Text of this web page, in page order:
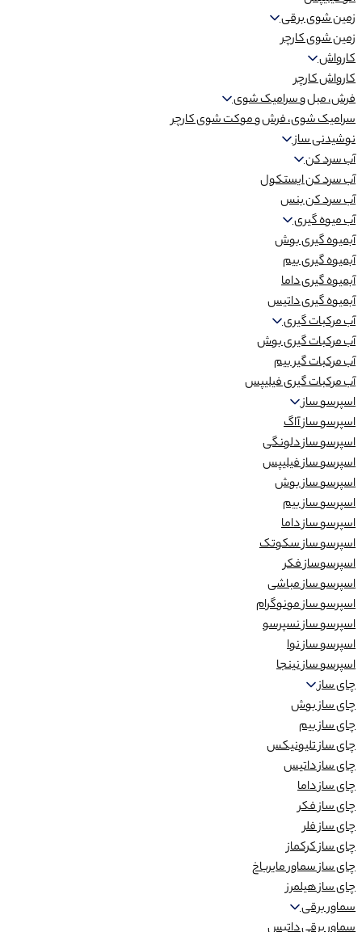
زمین شوی برقی
زمین شوی کارچر
کارواش
کارواش کارچر
فرش، مبل و سرامیک شوی
سرامیک شوی، فرش و موکت شوی کارچر
نوشیدنی ساز
آب سرد کن
آب سرد کن ایستکول
آب سرد کن بنس
آب میوه گیری
آبمیوه گیری بوش
آبمیوه گیری بیم
آبمیوه گیری داما
آبمیوه گیری داتیس
آب مرکبات گیری
آب مرکبات گیری بوش
آب مرکبات گیر بیم
آب مرکبات گیری فیلیپس
اسپرسو ساز
اسپرسو ساز آاگ
اسپرسو ساز دلونگی
اسپرسو ساز فیلیپس
اسپرسو ساز بوش
اسپرسو ساز بیم
اسپرسو ساز داما
اسپرسو ساز سکوتک
اسپرسوساز فکر
اسپرسو ساز مباشی
اسپرسو ساز مونوگرام
اسپرسو ساز نسپرسو
اسپرسو ساز نوا
اسپرسو ساز نینجا
چای ساز
چای ساز بوش
چای ساز بیم
چای ساز تلیونیکس
چای ساز داتیس
چای ساز داما
چای ساز فکر
چای ساز فلر
چای ساز کرکماز
چای ساز سماور مایرباخ
چای ساز هیلمرز
سماور برقی